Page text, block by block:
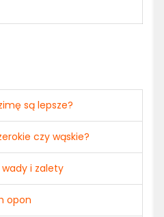
są lepsze?
czy wąskie?
i zalety
opon